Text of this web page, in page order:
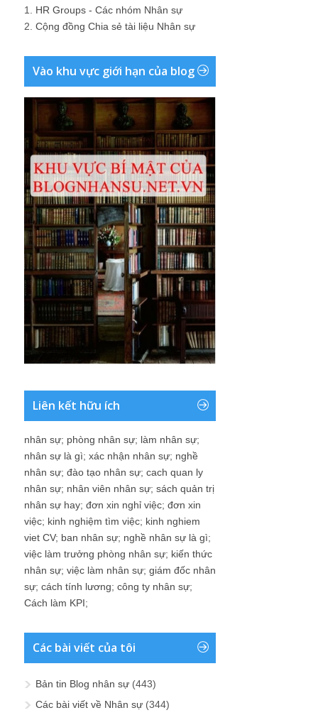
1. HR Groups - Các nhóm Nhân sự
2. Cộng đồng Chia sẻ tài liệu Nhân sự
Vào khu vực giới hạn của blog
Liên kết hữu ích
nhân sự; phòng nhân sự; làm nhân sự;
nhân sự là gì; xác nhận nhân sự; nghề
nhân sự; đào tạo nhân sự; cach quan ly
nhân sự; nhân viên nhân sự; sách quản trị
nhân sự hay; đơn xin nghỉ việc; đơn xin
việc; kinh nghiệm tìm việc; kinh nghiem
viet CV; ban nhân sự; nghề nhân sự là gì;
việc làm trưởng phòng nhân sự; kiến thức
nhân sự; việc làm nhân sự; giám đốc nhân
sự; cách tính lương; công ty nhân sự;
Cách làm KPI;
Các bài viết của tôi
Bản tin Blog nhân sự (443)
Các bài viết về Nhân sự (344)